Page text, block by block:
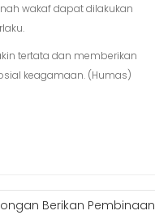
wakaf dapat dilakukan
tertata dan memberikan
keagamaan. (Humas)
Berikan Pembinaan